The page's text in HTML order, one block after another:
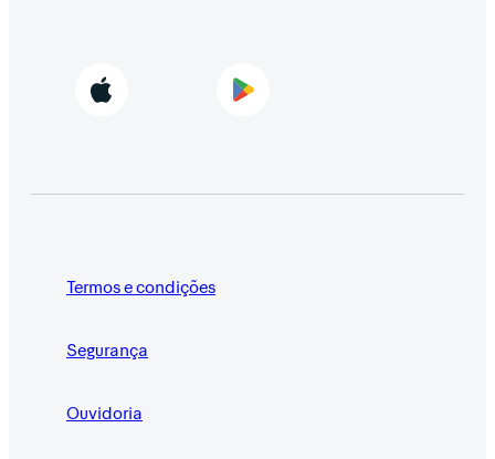
Termos e condições
Segurança
Ouvidoria